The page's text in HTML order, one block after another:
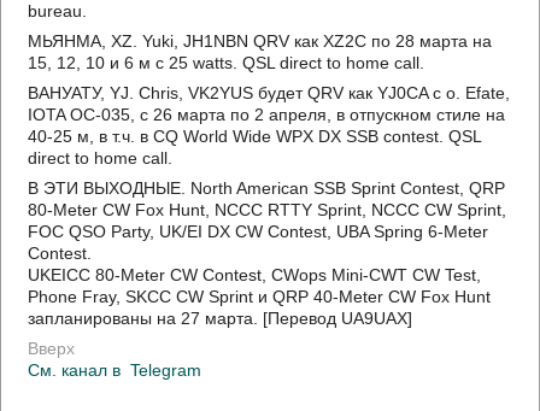
bureau.
МЬЯНМА, XZ. Yuki, JH1NBN QRV как XZ2C по 28 марта на
15, 12, 10 и 6 м с 25 watts. QSL direct to home call.
ВАНУАТУ, YJ. Chris, VK2YUS будет QRV как YJ0CA с о. Efate,
IOTA OC-035, с 26 марта по 2 апреля, в отпускном стиле на
40-25 м, в т.ч. в CQ World Wide WPX DX SSB contest. QSL
direct to home call.
В ЭТИ ВЫХОДНЫЕ. North American SSB Sprint Contest, QRP
80-Meter CW Fox Hunt, NCCC RTTY Sprint, NCCC CW Sprint,
FOC QSO Party, UK/EI DX CW Contest, UBA Spring 6-Meter
Contest.
UKEICC 80-Meter CW Contest, CWops Mini-CWT CW Test,
Phone Fray, SKCC CW Sprint и QRP 40-Meter CW Fox Hunt
запланированы на 27 марта. [Перевод UA9UAX]
Вверх
См. канал в Telegram